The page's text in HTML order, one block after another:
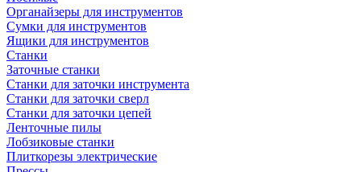
Органайзеры для инструментов
Сумки для инструментов
Ящики для инструментов
Станки
Заточные станки
Станки для заточки инструмента
Станки для заточки сверл
Станки для заточки цепей
Ленточные пилы
Лобзиковые станки
Плиткорезы электрические